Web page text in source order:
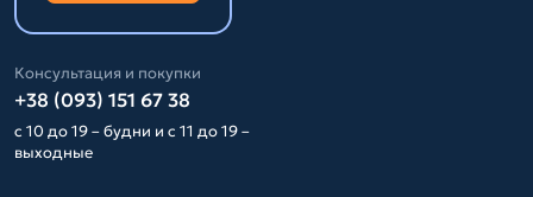
Консультация и покупки
+38 (093) 151 67 38
с 10 до 19 – будни и с 11 до 19 –
выходные